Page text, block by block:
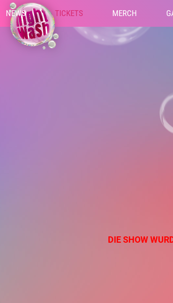
NEWS TICKETS MERCH
DIE SHOW